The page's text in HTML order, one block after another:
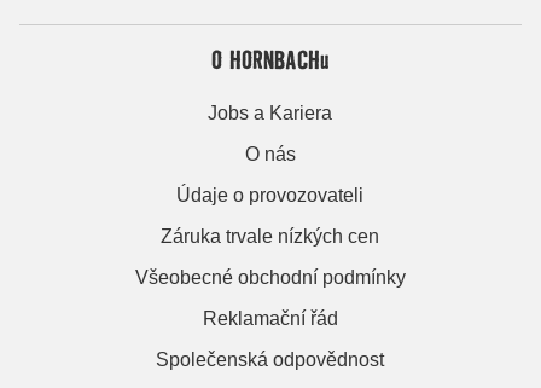
O HORNBACHu
Jobs a Kariera
O nás
Údaje o provozovateli
Záruka trvale nízkých cen
Všeobecné obchodní podmínky
Reklamační řád
Společenská odpovědnost